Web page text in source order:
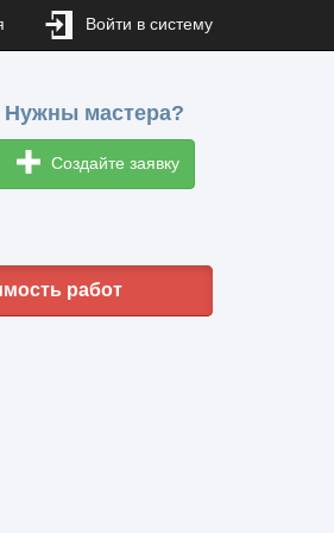
Войти в систему
Нужны мастера?
Создайте заявку
работ